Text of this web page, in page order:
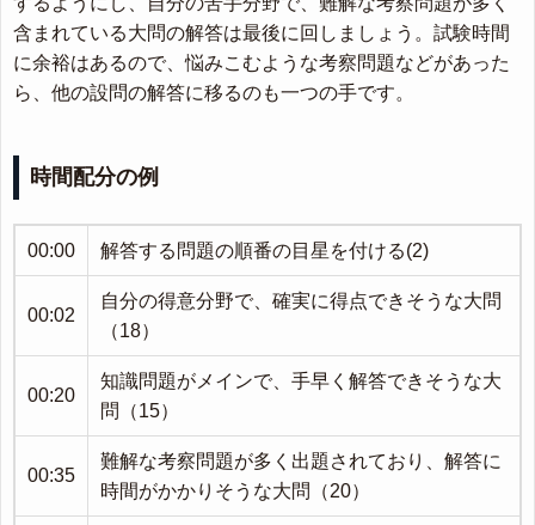
含まれている大問の解答は最後に回しましょう。試験時間
に余裕はあるので、悩みこむような考察問題などがあった
ら、他の設問の解答に移るのも一つの手です。
時間配分の例
00:00 解答する問題の順番の目星を付ける(2)
00:02
自分の得意分野で、確実に得点できそうな大問
（18）
00:20
知識問題がメインで、手早く解答できそうな大
問（15）
00:35
難解な考察問題が多く出題されており、解答に
時間がかかりそうな大問（20）